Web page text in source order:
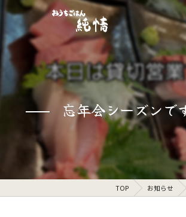
忘年会シーズンで
TOP お知らせ